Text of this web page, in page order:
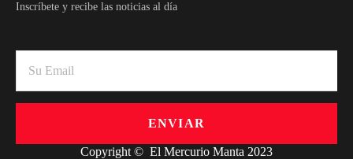
Inscríbete y recibe las noticias al día
ENVIAR
Copyright © El Mercurio Manta 2023